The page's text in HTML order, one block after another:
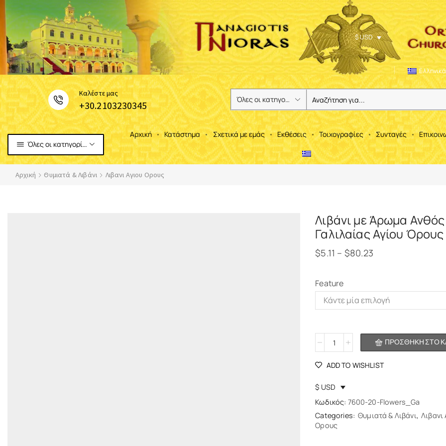
$ USD
Ελληνικά
Καλέστε μας
+30.2103230345
Όλες οι κατηγορίες
Αρχική Κατάστημα Σχετικά με εμάς Εκθέσεις Τοιχογραφίες Συνταγές
Αρχική Θυμιατά & Λιβάνι Λιβανι Αγιου Ορους
Λιβάνι με Άρωμα Ανθός
Γαλιλαίας Αγίου Όρους
$5.11 – $80.23
Feature
ΠΡΟΣΘΉΚΗ ΣΤΟ
ADD TO WISHLIST
$ USD
Κωδικός: 7600-20-Flowers_Ga
Categories: Θυμιατά & Λιβάνι, Λιβανι
Ορους